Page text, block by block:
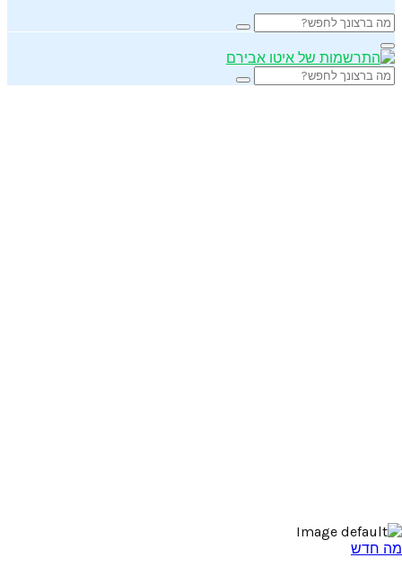
Search
for:
Search
Primary
Menu
Search
for:
Search
מה חדש